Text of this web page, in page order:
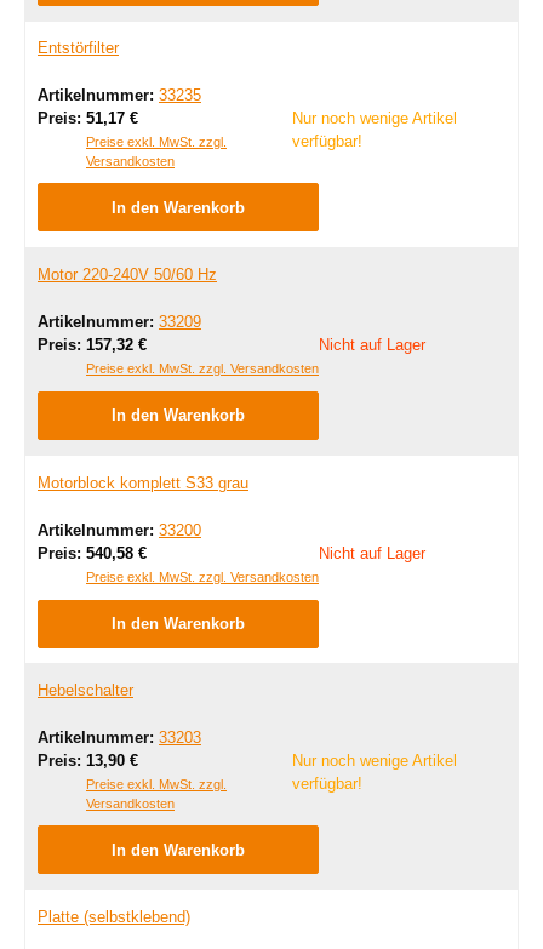
Entstörfilter
Artikelnummer: 33235
Preis: Regulärer Preis:
51,17 €
Preise exkl. MwSt. zzgl.
Versandkosten
Nur noch wenige Artikel
verfügbar!
In den Warenkorb
Motor 220-240V 50/60 Hz
Artikelnummer: 33209
Preis: Regulärer Preis:
157,32 €
Preise exkl. MwSt. zzgl. Versandkosten
Nicht auf Lager
In den Warenkorb
Motorblock komplett S33 grau
Artikelnummer: 33200
Preis: Regulärer Preis:
540,58 €
Preise exkl. MwSt. zzgl. Versandkosten
Nicht auf Lager
In den Warenkorb
Hebelschalter
Artikelnummer: 33203
Preis: Regulärer Preis:
13,90 €
Preise exkl. MwSt. zzgl.
Versandkosten
Nur noch wenige Artikel
verfügbar!
In den Warenkorb
Platte (selbstklebend)